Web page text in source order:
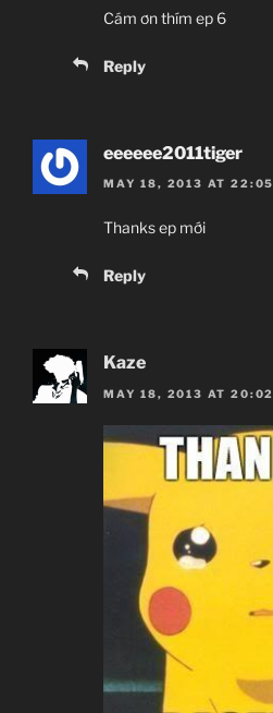
Cám ơn thím ep 6
Reply
eeeeee2011tiger
MAY 18, 2013 AT 22:05
Thanks ep mới
Reply
Kaze
MAY 18, 2013 AT 20:02